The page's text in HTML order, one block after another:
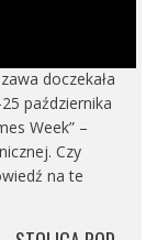
doczekała
października
Week” –
Czy
na te